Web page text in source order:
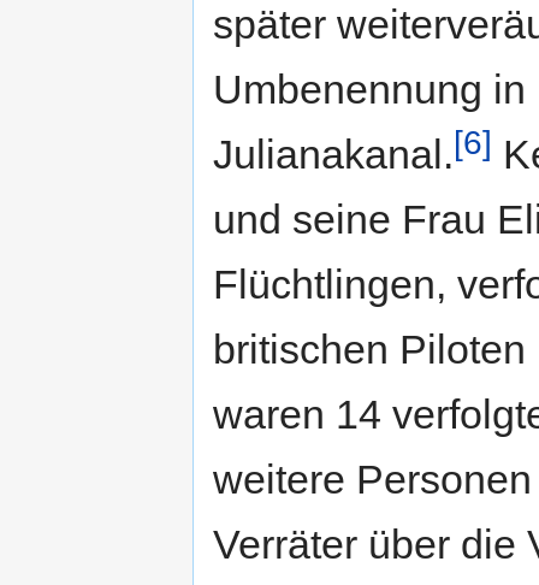
später
Umbenennung in
Julianakanal.[6]
und seine Frau
Flüchtlingen,
britischen
waren 14
weitere
Verräter über die